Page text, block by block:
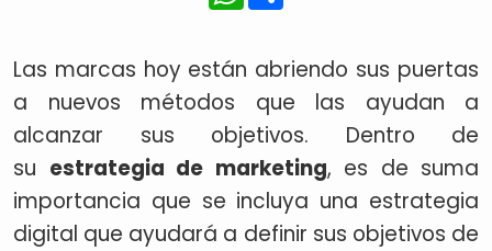
Las marcas hoy están abriendo sus puertas
a nuevos métodos que las ayudan a
alcanzar sus objetivos. Dentro de
su estrategia de marketing, es de suma
importancia que se incluya una estrategia
digital que ayudará a definir sus objetivos de